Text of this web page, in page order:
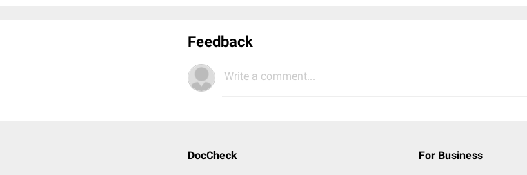
Feedback
Write a comment...
DocCheck For Business